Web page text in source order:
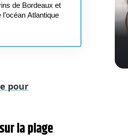
de Bordeaux et
Atlantique
pour
la plage